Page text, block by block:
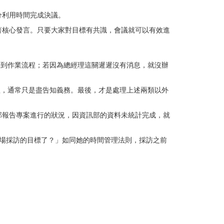
用時間完成決議。
心發言。只要大家對目標有共識，會議就可以有效進
作業流程；若因為總經理這關遲遲沒有消息，就沒辦
通常只是盡告知義務。最後，才是處理上述兩類以外
告專案進行的狀況，因資訊部的資料未統計完成，就
採訪的目標了？」如同她的時間管理法則，採訪之前